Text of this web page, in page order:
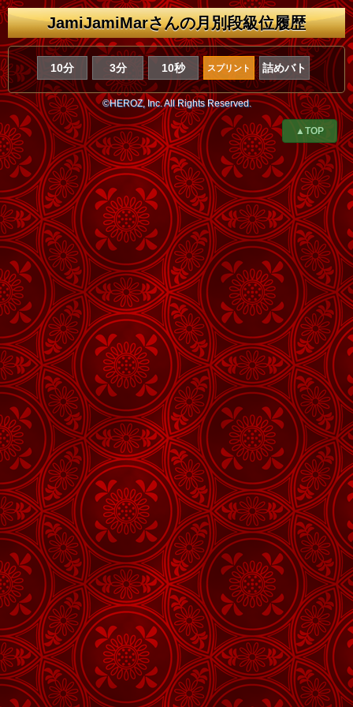
JamiJamiMarさんの月別段級位履歴
10分 3分 10秒 スプリント 詰めバト
©HEROZ, Inc. All Rights Reserved.
▲TOP